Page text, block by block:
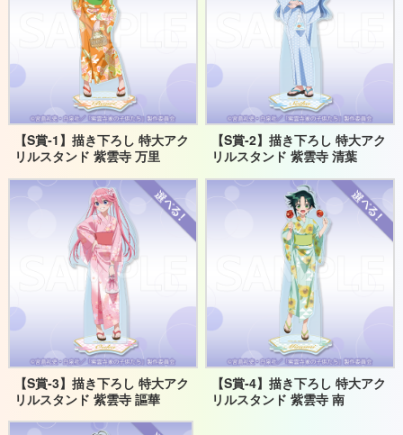
【S賞‐1】描き下ろし 特大アク
リルスタンド 紫雲寺 万里
【S賞‐2】描き下ろし 特大アク
リルスタンド 紫雲寺 清葉
【S賞‐3】描き下ろし 特大アク
リルスタンド 紫雲寺 謳華
【S賞‐4】描き下ろし 特大アク
リルスタンド 紫雲寺 南